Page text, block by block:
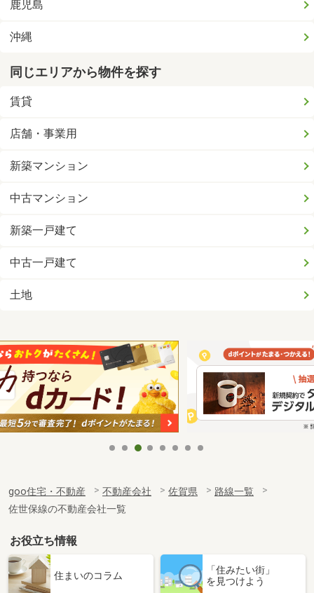
鹿児島
沖縄
同じエリアから物件を探す
賃貸
店舗・事業用
新築マンション
中古マンション
新築一戸建て
中古一戸建て
土地
goo住宅・不動産 不動産会社 佐賀県
路線一覧
佐世保線の不動産会社一覧
お役立ち情報
住まいのコラム
「住みたい街」
を見つけよう